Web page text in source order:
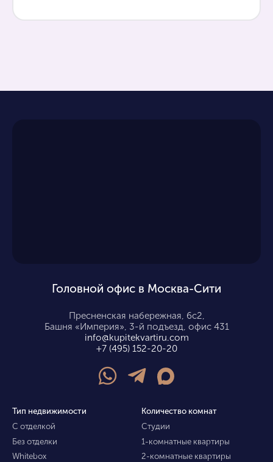
Головной офис в Москва-Сити
Пресненская набережная, 6с2,
Башня «Империя», 3-й подъезд, офис 431
info@kupitekvartiru.com
+7 (495) 152-20-20
Тип недвижимости
С отделкой
Без отделки
Whitebox
Количество комнат
Студии
1-комнатные квартиры
2-комнатные квартиры